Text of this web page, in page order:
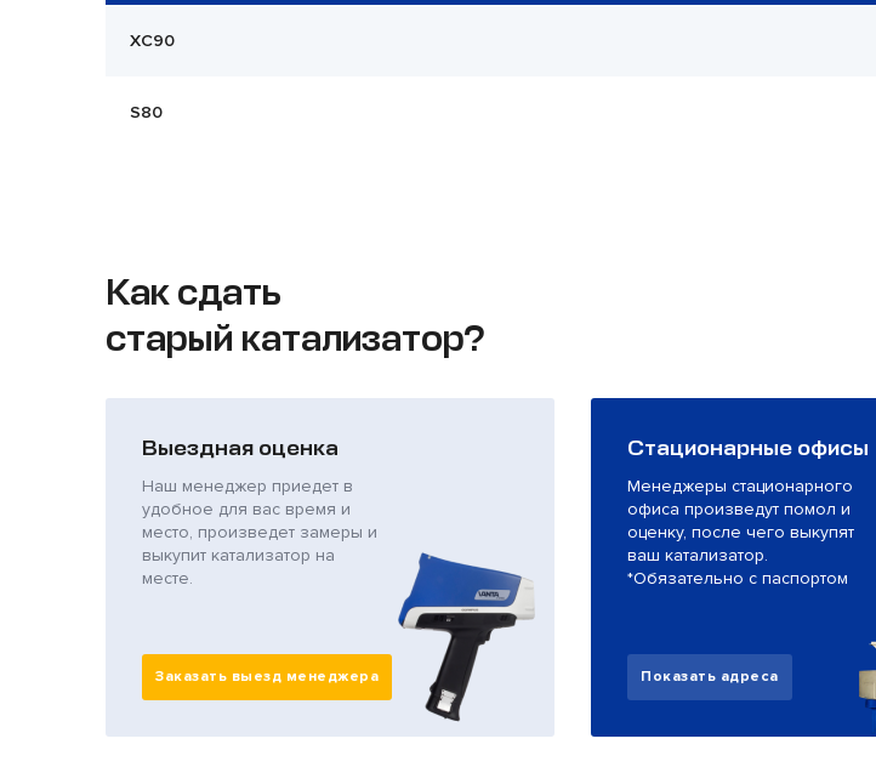
XC90
S80
Как сдать
старый катализатор?
Выездная оценка
Наш менеджер приедет в
удобное для вас время и
место, произведет замеры и
выкупит катализатор на
месте.
Заказать выезд менеджера
Стационарные офисы
Менеджеры стационарного
офиса произведут помол и
оценку, после чего выкупят
ваш катализатор.
*Обязательно с паспортом
Показать адреса